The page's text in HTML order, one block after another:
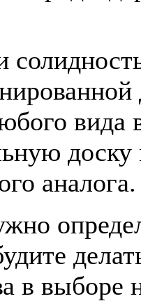
вида
аналога.
в выборе